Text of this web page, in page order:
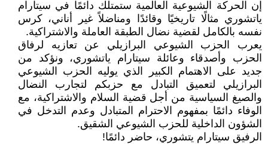
إن الحركة الشيوعية العالمية ستمتلك دائمًا في سيتارام
ياتشوري مثالًا تاريخيًا وقائدًا ومناضلاً غير أناني، كرس
نفسه بالكامل لقضية نضال الطبقة العاملة والاشتراكية.
يعرب الحزب الشيوعي البرازيلي عن تعازيه لرفاق
الحزب وأصدقاء وعائلة سيتارام ياتشوري، ونؤكد من
جديد على الاهتمام الكبير الذي يوليه الحزب الشيوعي
البرازيلي لتعميق التبادل مع حزبكم لتجارب النضال
والصيغ السياسية من أجل قضية السلام والاشتراكية، مع
الوفاء دائمًا بمفهوم الاحترام المتبادل وعدم التدخل في
الشؤون الداخلية للحزب الشيوعي الشقيق.
الرفيق سيتارام يتشوري، حاضر دائمًا!